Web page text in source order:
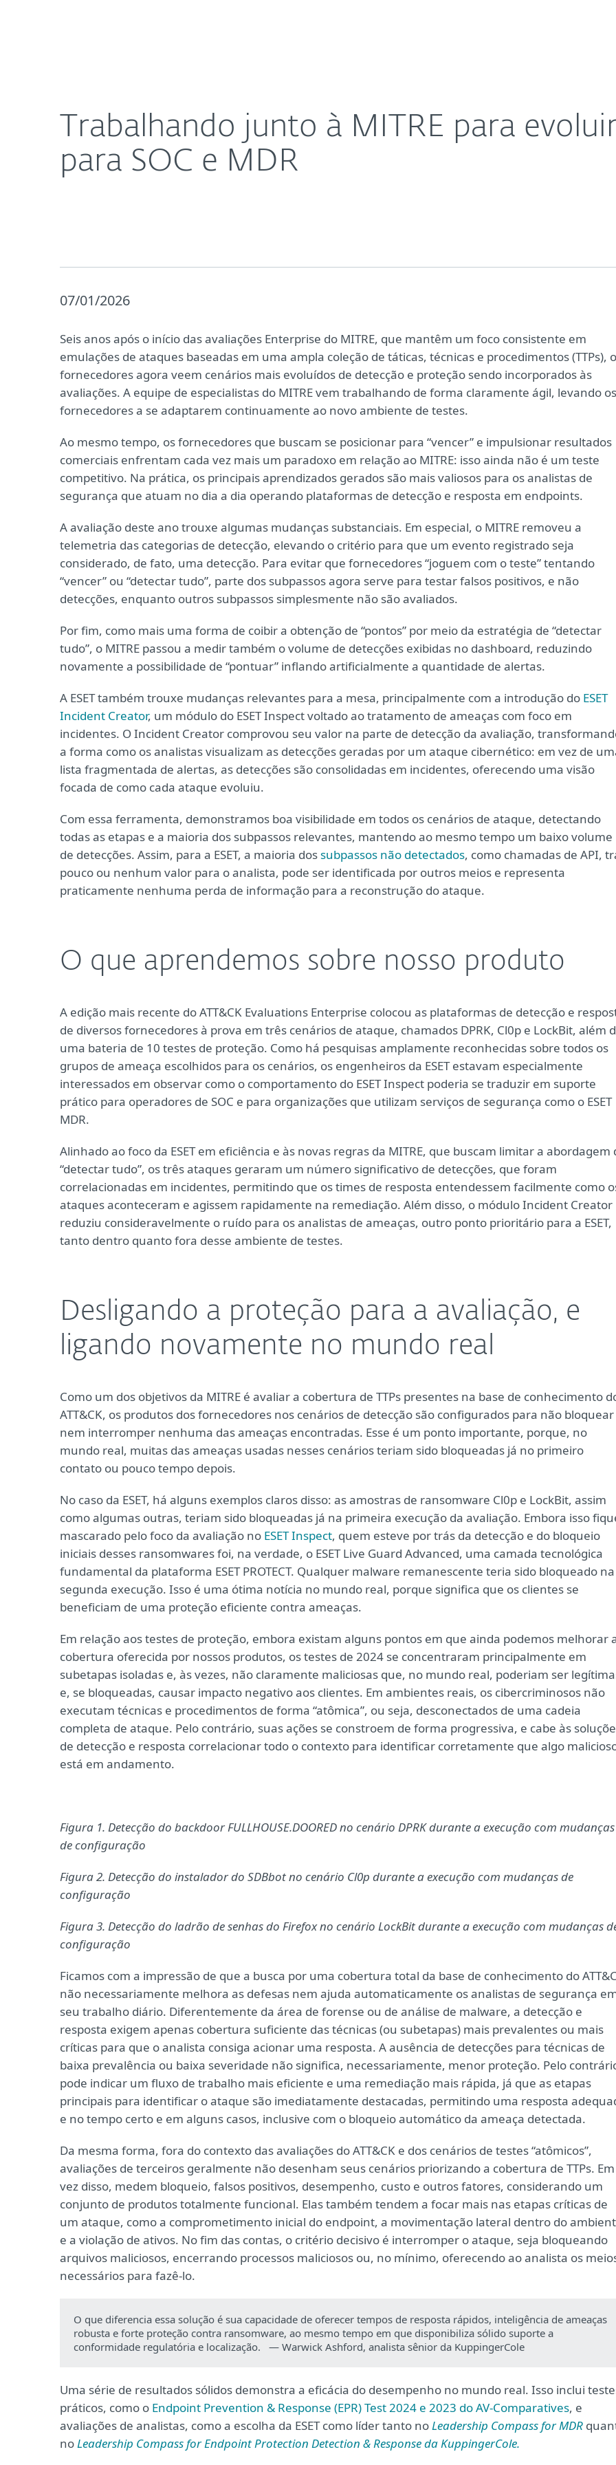
Trabalhando junto à MITRE para
para SOC e MDR
07/01/2026
Seis anos após o início das avaliações Enterprise do MITRE, que mantêm um foco consistente em
emulações de ataques baseadas em uma ampla coleção de táticas, técnicas e procedimentos (TTPs),
fornecedores agora veem cenários mais evoluídos de detecção e proteção sendo incorporados às
avaliações. A equipe de especialistas do MITRE vem trabalhando de forma claramente ágil, levando os
fornecedores a se adaptarem continuamente ao novo ambiente de testes.
Ao mesmo tempo, os fornecedores que buscam se posicionar para “vencer” e impulsionar resultados
comerciais enfrentam cada vez mais um paradoxo em relação ao MITRE: isso ainda não é um teste
competitivo. Na prática, os principais aprendizados gerados são mais valiosos para os analistas de
segurança que atuam no dia a dia operando plataformas de detecção e resposta em endpoints.
A avaliação deste ano trouxe algumas mudanças substanciais. Em especial, o MITRE removeu a
telemetria das categorias de detecção, elevando o critério para que um evento registrado seja
considerado, de fato, uma detecção. Para evitar que fornecedores “joguem com o teste” tentando
“vencer” ou “detectar tudo”, parte dos subpassos agora serve para testar falsos positivos, e não
detecções, enquanto outros subpassos simplesmente não são avaliados.
Por fim, como mais uma forma de coibir a obtenção de “pontos” por meio da estratégia de “detectar
tudo”, o MITRE passou a medir também o volume de detecções exibidas no dashboard, reduzindo
novamente a possibilidade de “pontuar” inflando artificialmente a quantidade de alertas.
A ESET também trouxe mudanças relevantes para a mesa, principalmente com a introdução do ESET
Incident Creator, um módulo do ESET Inspect voltado ao tratamento de ameaças com foco em
incidentes. O Incident Creator comprovou seu valor na parte de detecção da avaliação,
a forma como os analistas visualizam as detecções geradas por um ataque cibernético: em vez de
lista fragmentada de alertas, as detecções são consolidadas em incidentes, oferecendo uma visão
focada de como cada ataque evoluiu.
Com essa ferramenta, demonstramos boa visibilidade em todos os cenários de ataque, detectando
todas as etapas e a maioria dos subpassos relevantes, mantendo ao mesmo tempo um baixo volume
de detecções. Assim, para a ESET, a maioria dossubpassos não detectados, como chamadas de API,
pouco ou nenhum valor para o analista, pode ser identificada por outros meios e representa
praticamente nenhuma perda de informação para a reconstrução do ataque.
O que aprendemos sobre nosso produto
A edição mais recente do ATT&CK Evaluations Enterprise colocou as plataformas de detecção e
de diversos fornecedores à prova em três cenários de ataque, chamados DPRK, Cl0p e LockBit, além
uma bateria de 10 testes de proteção. Como há pesquisas amplamente reconhecidas sobre todos os
grupos de ameaça escolhidos para os cenários, os engenheiros da ESET estavam especialmente
interessados em observar como o comportamento do ESET Inspect poderia se traduzir em suporte
prático para operadores de SOC e para organizações que utilizam serviços de segurança como o ESET
MDR.
Alinhado ao foco da ESET em eficiência e às novas regras da MITRE, que buscam limitar a abordagem
“detectar tudo”, os três ataques geraram um número significativo de detecções, que foram
correlacionadas em incidentes, permitindo que os times de resposta entendessem facilmente como
ataques aconteceram e agissem rapidamente na remediação. Além disso, o módulo Incident Creator
reduziu consideravelmente o ruído para os analistas de ameaças, outro ponto prioritário para a ESET,
tanto dentro quanto fora desse ambiente de testes.
Desligando a proteção para a avaliação, e
ligando novamente no mundo real
Como um dos objetivos da MITRE é avaliar a cobertura de TTPs presentes na base de conhecimento
ATT&CK, os produtos dos fornecedores nos cenários de detecção são configurados para não bloquear
nem interromper nenhuma das ameaças encontradas. Esse é um ponto importante, porque, no
mundo real, muitas das ameaças usadas nesses cenários teriam sido bloqueadas já no primeiro
contato ou pouco tempo depois.
No caso da ESET, há alguns exemplos claros disso: as amostras de ransomware Cl0p e LockBit, assim
como algumas outras, teriam sido bloqueadas já na primeira execução da avaliação. Embora isso
mascarado pelo foco da avaliação no ESET Inspect, quem esteve por trás da detecção e do bloqueio
iniciais desses ransomwares foi, na verdade, o ESET Live Guard Advanced, uma camada tecnológica
fundamental da plataforma ESET PROTECT. Qualquer malware remanescente teria sido bloqueado na
segunda execução. Isso é uma ótima notícia no mundo real, porque significa que os clientes se
beneficiam de uma proteção eficiente contra ameaças.
Em relação aos testes de proteção, embora existam alguns pontos em que ainda podemos melhorar
cobertura oferecida por nossos produtos, os testes de 2024 se concentraram principalmente em
subetapas isoladas e, às vezes, não claramente maliciosas que, no mundo real, poderiam ser
e, se bloqueadas, causar impacto negativo aos clientes. Em ambientes reais, os cibercriminosos não
executam técnicas e procedimentos de forma “atômica”, ou seja, desconectados de uma cadeia
completa de ataque. Pelo contrário, suas ações se constroem de forma progressiva, e cabe às
de detecção e resposta correlacionar todo o contexto para identificar corretamente que algo
está em andamento.
Figura 1. Detecção do backdoor FULLHOUSE.DOORED no cenário DPRK durante a execução com mudanças
de configuração
Figura 2. Detecção do instalador do SDBbot no cenário Cl0p durante a execução com mudanças de
configuração
Figura 3. Detecção do ladrão de senhas do Firefox no cenário LockBit durante a execução com mudanças
configuração
Ficamos com a impressão de que a busca por uma cobertura total da base de conhecimento do
não necessariamente melhora as defesas nem ajuda automaticamente os analistas de segurança
seu trabalho diário. Diferentemente da área de forense ou de análise de malware, a detecção e
resposta exigem apenas cobertura suficiente das técnicas (ou subetapas) mais prevalentes ou mais
críticas para que o analista consiga acionar uma resposta. A ausência de detecções para técnicas de
baixa prevalência ou baixa severidade não significa, necessariamente, menor proteção. Pelo
pode indicar um fluxo de trabalho mais eficiente e uma remediação mais rápida, já que as etapas
principais para identificar o ataque são imediatamente destacadas, permitindo uma resposta
e no tempo certo e em alguns casos, inclusive com o bloqueio automático da ameaça detectada.
Da mesma forma, fora do contexto das avaliações do ATT&CK e dos cenários de testes “atômicos”,
avaliações de terceiros geralmente não desenham seus cenários priorizando a cobertura de TTPs. Em
vez disso, medem bloqueio, falsos positivos, desempenho, custo e outros fatores, considerando um
conjunto de produtos totalmente funcional. Elas também tendem a focar mais nas etapas críticas de
um ataque, como a comprometimento inicial do endpoint, a movimentação lateral dentro do
e a violação de ativos. No fim das contas, o critério decisivo é interromper o ataque, seja bloqueando
arquivos maliciosos, encerrando processos maliciosos ou, no mínimo, oferecendo ao analista os
necessários para fazê-lo.
O que diferencia essa solução é sua capacidade de oferecer tempos de resposta rápidos, inteligência de ameaças
robusta e forte proteção contra ransomware, ao mesmo tempo em que disponibiliza sólido suporte a
conformidade regulatória e localização. — Warwick Ashford, analista sênior da KuppingerCole
Uma série de resultados sólidos demonstra a eficácia do desempenho no mundo real. Isso inclui
práticos, como o Endpoint Prevention & Response (EPR) Test 2024 e 2023 do AV-Comparatives, e
avaliações de analistas, como a escolha da ESET como líder tanto noLeadership Compass for MDR
noLeadership Compass for Endpoint Protection Detection & Response da KuppingerCole.